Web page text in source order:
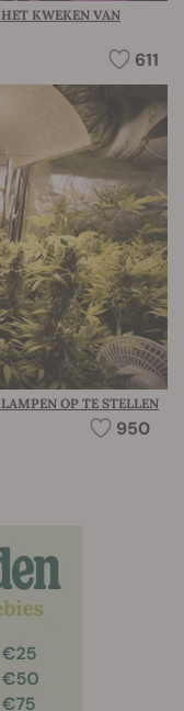
KWEKEN VAN
611
OP TE STELLEN
950